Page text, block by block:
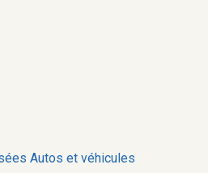
Autos et véhicules